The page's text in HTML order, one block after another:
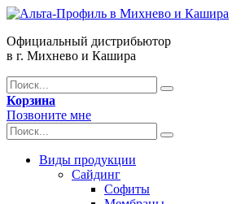
Официальный дистрибьютор
в г. Михнево и Кашира
Корзина
Позвоните мне
Виды продукции
Сайдинг
Софиты